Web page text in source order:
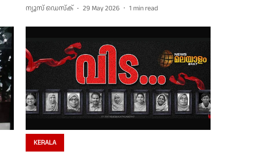
ന്യൂസ് ഡെസ്ക് 29 May 2026 1 min read
KERALA